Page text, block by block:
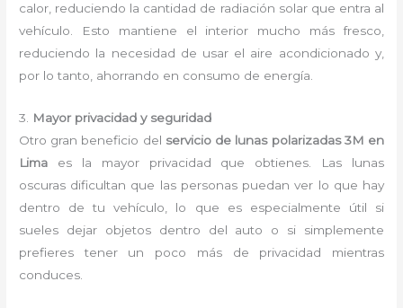
calor, reduciendo la cantidad de radiación solar que entra al
vehículo. Esto mantiene el interior mucho más fresco,
reduciendo la necesidad de usar el aire acondicionado y,
por lo tanto, ahorrando en consumo de energía.
3.
Mayor privacidad y seguridad
Otro gran beneficio del servicio de lunas polarizadas 3M en
Lima es la mayor privacidad que obtienes. Las lunas
oscuras dificultan que las personas puedan ver lo que hay
dentro de tu vehículo, lo que es especialmente útil si
sueles dejar objetos dentro del auto o si simplemente
prefieres tener un poco más de privacidad mientras
conduces.